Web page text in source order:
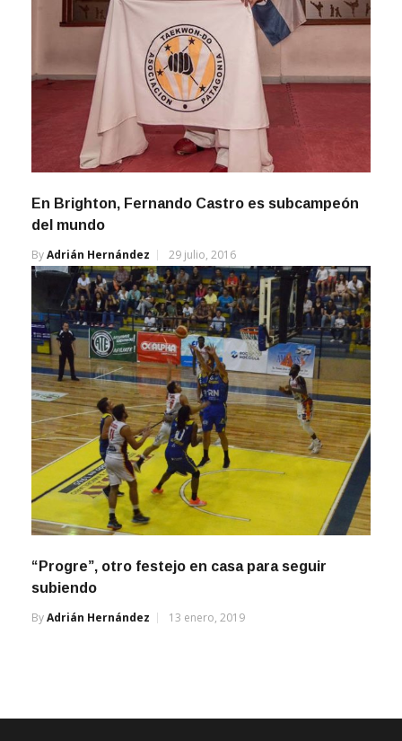
En Brighton, Fernando Castro es subcampeón
del mundo
ByAdrián Hernández 29 julio, 2016
“Progre”, otro festejo en casa para seguir
subiendo
ByAdrián Hernández 13 enero, 2019